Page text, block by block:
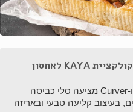
חדש על המדף: כתר משיקה את קולקציית KAYA לאחסון
קולקציית KAYA החדשה של כתר ו-Curver מציעה סלי כביסה
בעיצוב קליעה טבעי ובאריזה